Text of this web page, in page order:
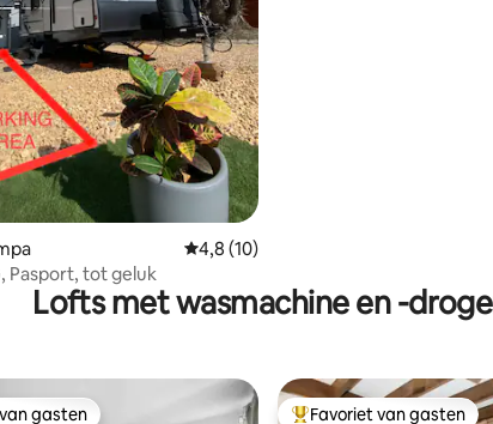
van 4,92 op 5, 12 recensies
Gemiddelde beoordeling van 4,8 op 5,
4,8 (10)
Pasport, tot geluk
Lofts met wasmachine en -
gasten Favoriet van gasten